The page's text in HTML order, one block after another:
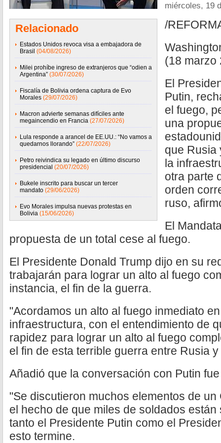
Relacionado
Estados Unidos revoca visa a embajadora de
Brasil (04/08/2026)
Milei prohíbe ingreso de extranjeros que “odien a
Argentina” (30/07/2026)
Fiscalía de Bolivia ordena captura de Evo
Morales (29/07/2026)
Macron advierte semanas difíciles ante
megaincendio en Francia (27/07/2026)
Lula responde a arancel de EE.UU.: “No vamos a
quedarnos llorando” (22/07/2026)
Petro reivindica su legado en último discurso
presidencial (20/07/2026)
Bukele inscrito para buscar un tercer
mandato (29/06/2026)
Evo Morales impulsa nuevas protestas en
Bolivia (15/06/2026)
miércoles, 19
/
(18 marzo
El
Putin,
el fuego,
una
que Rusia
la
otra parte
orden
ruso,
El
propuesta de un total cese al fuego.
El Presidente Donald Trump dijo en su
trabajarán para lograr un alto al fuego
instancia, el fin de la guerra.
"Acordamos un alto al fuego inmediato
infraestructura, con el entendimiento de
rapidez para lograr un alto al fuego
el fin de esta terrible guerra entre Rusia
Añadió que la conversación con Putin
"Se discutieron muchos elementos de
el hecho de que miles de soldados
tanto el Presidente Putin como el
esto termine.